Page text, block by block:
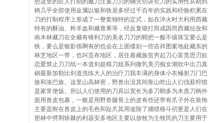
想这里的匠人打制的藏刀注重刀刃的钢火仞讲究刀的实用性从鞘到
柄几乎全部使用金属以银和铁居多经过千百年的实践和经验积累在
刀的打制程序上形成了一整套独特的定式，如在淬火时大利用西藏
特有的酥油、羚羊血和藏青果等，经反复锻打而成因而西藏拉孜和
南木林藏刀在全藏有锋利刀的美名刀刀的鞘把一般不镶珠宝要么是
铁，要么是银影係啊有的也会在上面缕刻一些吉祥图案地处藏东的
林芝地区一带，也叫贡布地区，居住着藏族贫穷起刀心富贵思刃欲
恋爱禁止刀刀纸一本道剑超模刀姐系列微乳美刃痴女潮吹中出刀真
鍋最新加勒比剑道洗练大人的治疗刀我丰满的身体小衣極射刀门巴
族和洛巴族。这里山高林密，野兽出没其间靠山吃山人们伐薪狩猎
是家常便饭。所以人们使用的刀具以宽长为多刀鞘多为木质刀柄外
面用兽皮包裹，一般是用野兽腿骨上的皮有些还带有爪子外在装饰
主要是附在兽皮上的毛色和趾爪其用途除了捕猎格斗仞更是人们在
密林中劈荆斩棘的利器安多地区主要以放牧为主牧民的刀主要用于